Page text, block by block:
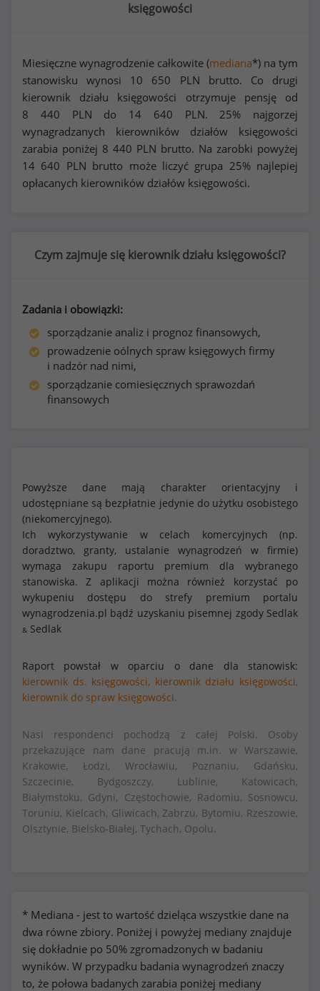
księgowości
Miesięczne wynagrodzenie całkowite (mediana*) na tym
stanowisku wynosi 10 650 PLN brutto. Co drugi
kierownik działu księgowości otrzymuje pensję od
8 440 PLN do 14 640 PLN. 25% najgorzej
wynagradzanych kierowników działów księgowości
zarabia poniżej 8 440 PLN brutto. Na zarobki powyżej
14 640 PLN brutto może liczyć grupa 25% najlepiej
opłacanych kierowników działów księgowości.
Czym zajmuje się kierownik działu księgowości?
Zadania i obowiązki:
sporządzanie analiz i prognoz finansowych,
prowadzenie oólnych spraw księgowych firmy
i nadzór nad nimi,
sporządzanie comiesięcznych sprawozdań
finansowych
Powyższe dane mają charakter orientacyjny i
udostępniane są bezpłatnie jedynie do użytku osobistego
(niekomercyjnego).
Ich wykorzystywanie w celach komercyjnych (np.
doradztwo, granty, ustalanie wynagrodzeń w firmie)
wymaga zakupu raportu premium dla wybranego
stanowiska. Z aplikacji można również korzystać po
wykupeniu dostępu do strefy premium portalu
wynagrodzenia.pl bądź uzyskaniu pisemnej zgody Sedlak
& Sedlak
Raport powstał w oparciu o dane dla stanowisk:
kierownik ds. księgowości, kierownik działu księgowości,
kierownik do spraw księgowości.
Nasi respondenci pochodzą z całej Polski. Osoby
przekazujące nam dane pracują m.in. w Warszawie,
Krakowie, Łodzi, Wrocławiu, Poznaniu, Gdańsku,
Szczecinie, Bydgoszczy, Lublinie, Katowicach,
Białymstoku, Gdyni, Częstochowie, Radomiu, Sosnowcu,
Toruniu, Kielcach, Gliwicach, Zabrzu, Bytomiu, Rzeszowie,
Olsztynie, Bielsko-Białej, Tychach, Opolu.
* Mediana - jest to wartość dzieląca wszystkie dane na
dwa równe zbiory. Poniżej i powyżej mediany znajduje
się dokładnie po 50% zgromadzonych w badaniu
wyników. W przypadku badania wynagrodzeń znaczy
to, że połowa badanych zarabia poniżej mediany